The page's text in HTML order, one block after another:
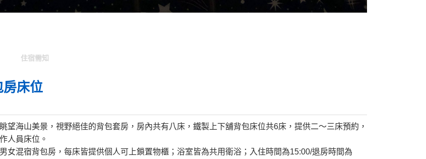
住宿需知
房床位
望海山美景，視野絕佳的背包套房，房內共有八床，鐵製上下舖背包床位共6床，提供二～三床預約，
人員床位。
女混宿背包房，每床皆提供個人可上鎖置物櫃；浴室皆為共用衛浴；入住時間為15:00/退房時間為